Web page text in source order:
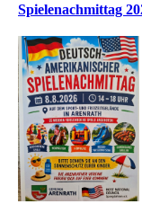
Spielenachmittag